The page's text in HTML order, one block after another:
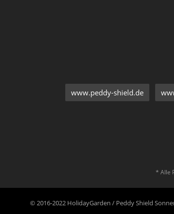
www.peddy-shield.de
* Alle
© 2016-2022 HolidayGarden / Peddy Shield